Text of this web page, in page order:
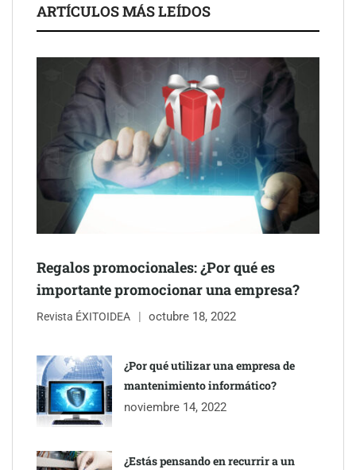
Eagle Waterproofing recomienda revisar la
impermeabilización de las viviendas antes de las vacaciones
mudanzas en Barcelona
ARTÍCULOS MÁS LEÍDOS
Regalos promocionales: ¿Por qué es
importante promocionar una empresa?
Revista ÉXITOIDEA octubre 18, 2022
¿Por qué utilizar una empresa de
mantenimiento informático?
noviembre 14, 2022
¿Estás pensando en recurrir a un